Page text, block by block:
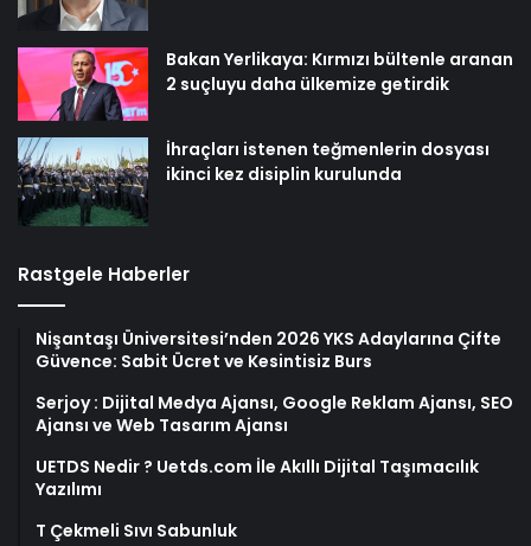
Bakan Yerlikaya: Kırmızı bültenle aranan
2 suçluyu daha ülkemize getirdik
İhraçları istenen teğmenlerin dosyası
ikinci kez disiplin kurulunda
Rastgele Haberler
Nişantaşı Üniversitesi’nden 2026 YKS Adaylarına Çifte
Güvence: Sabit Ücret ve Kesintisiz Burs
Serjoy : Dijital Medya Ajansı, Google Reklam Ajansı, SEO
Ajansı ve Web Tasarım Ajansı
UETDS Nedir ? Uetds.com İle Akıllı Dijital Taşımacılık
Yazılımı
T Çekmeli Sıvı Sabunluk